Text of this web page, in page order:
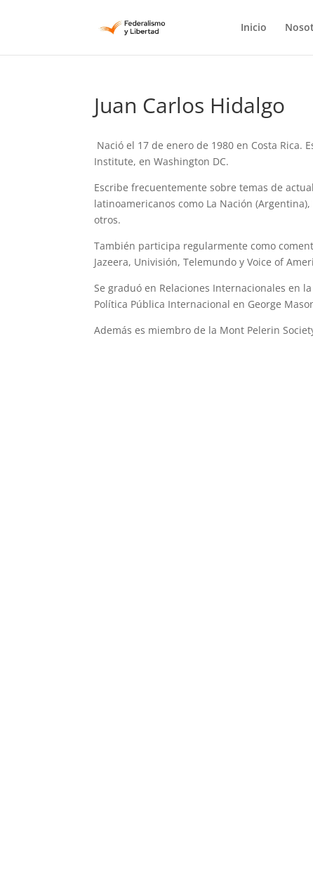
Inicio
Juan Carlos Hidalgo
Nació el 17 de enero de 1980 en Costa Rica.
Institute, en Washington DC.
Escribe frecuentemente sobre temas de
latinoamericanos como La Nación
otros.
También participa regularmente como
Jazeera, Univisión, Telemundo y Voice of
Se graduó en Relaciones Internacionales en
Política Pública Internacional en George
Además es miembro de la Mont Pelerin